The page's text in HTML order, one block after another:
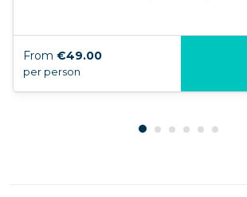
From €49.00
per person